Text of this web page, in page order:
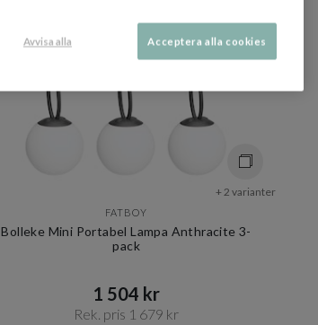
+ 2 varianter
FATBOY
Bolleke Mini Portabel Lampa Anthracite 3-
pack
1 504 kr​​
Rek. pris 1 679 kr​​
Avvisa alla Acceptera alla cookies